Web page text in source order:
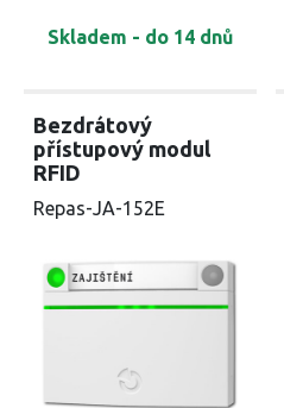
Skladem - do 14 dnů
Bezdrátový
přístupový modul
RFID
Repas-JA-152E